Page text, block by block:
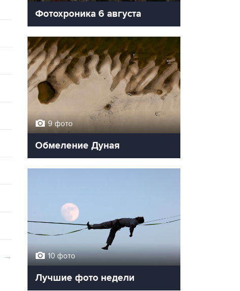
→
Фотохроника 6 августа
9 фото
Обмеление Дуная
10 фото
Лучшие фото недели